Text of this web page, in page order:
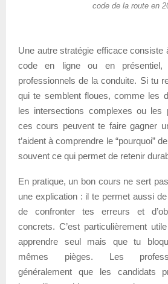
code de la route en
Une autre stratégie efficace
code en ligne ou en présentiel,
professionnels de la conduite. Si tu
qui te semblent floues, comme les
les intersections complexes ou les
ces cours peuvent te faire gagner
t’aident à comprendre le “pourquoi”
souvent ce qui permet de retenir
En pratique, un bon cours ne sert
une explication : il te permet aussi
de confronter tes erreurs et
concrets. C’est particulièrement
apprendre seul mais que tu
mêmes pièges. Les
généralement que les candidats